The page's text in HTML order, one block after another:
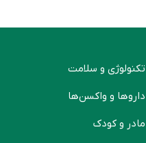
تکنولوژی و سلامت
دارو‌ها و واکسن‌ها
مادر و کودک